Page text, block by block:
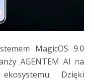
MagicOS 9.0
AGENTEM AI na
Dzięki